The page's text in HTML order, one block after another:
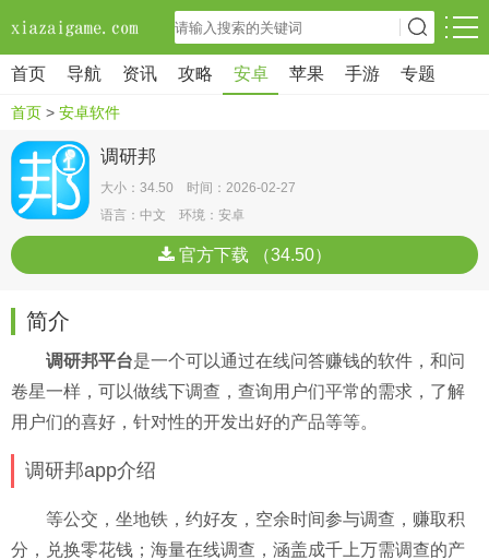
首页 导航 资讯 攻略 安卓 苹果 手游 专题
首页 > 安卓软件
调研邦
大小：34.50 时间：2026-02-27
语言：中文 环境：安卓
官方下载 （34.50）
简介
调研邦平台是一个可以通过在线问答赚钱的软件，和问
卷星一样，可以做线下调查，查询用户们平常的需求，了解
用户们的喜好，针对性的开发出好的产品等等。
调研邦app介绍
等公交，坐地铁，约好友，空余时间参与调查，赚取积
分，兑换零花钱；海量在线调查，涵盖成千上万需调查的产